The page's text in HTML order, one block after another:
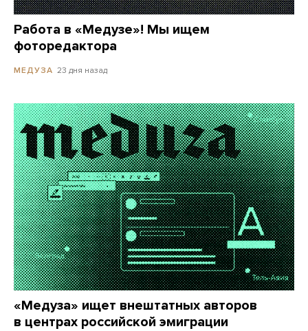
Работа в «Медузе»! Мы ищем
фоторедактора
МЕДУЗА 23 дня назад
«Медуза» ищет внештатных авторов
в центрах российской эмиграции